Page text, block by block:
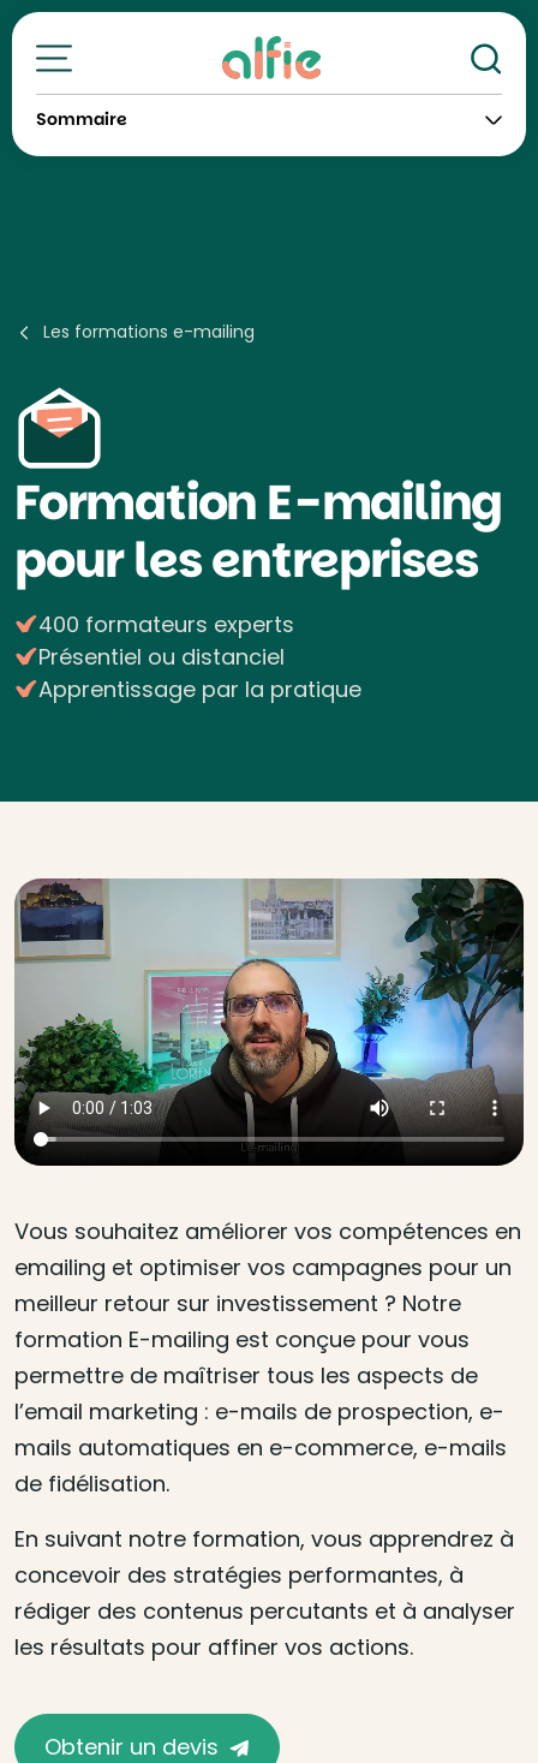
Toutes nos formations
Sommaire
Les formations e-mailing
FormationE-mailing
pour les entreprises
400 formateurs experts
Présentiel ou distanciel
Apprentissage par la pratique
Vous souhaitez améliorer vos compétences en
emailing et optimiser vos campagnes pour un
meilleur retour sur investissement ? Notre
formation E-mailing est conçue pour vous
permettre de maîtriser tous les aspects de
l’email marketing : e-mails de prospection, e-
mails automatiques en e-commerce, e-mails
de fidélisation.
En suivant notre formation, vous apprendrez à
concevoir des stratégies performantes, à
rédiger des contenus percutants et à analyser
les résultats pour affiner vos actions.
Obtenir un devis